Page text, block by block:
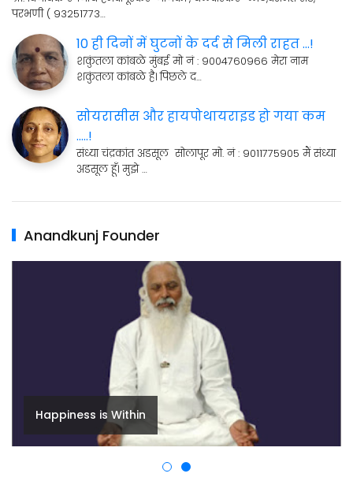
परभणी ( 93251773…
10 ही दिनों में घुटनों के दर्द से मिली राहत ...!
शकुंतला कांबळे मुंबई मो नं : 9004760966 मेरा नाम
शकुंतला कांबळे है। पिछले द…
सोयरासीस और हायपोथायराइड हो गया कम
.....!
संध्या चंद्रकांत अडसूल सोलापूर मो. नं : 9011775905 मैं संध्या
अडसूल हूँ। मुझे …
Anandkunj Founder
Happiness is Within